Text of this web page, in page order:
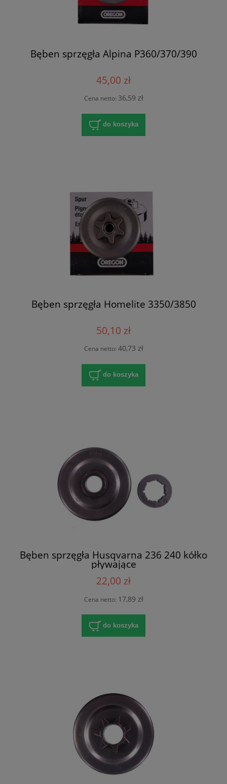
Bęben sprzęgła Alpina P360/370/390
45,00 zł
Cena netto: 36,59 zł
do koszyka
Bęben sprzęgła Homelite 3350/3850
50,10 zł
Cena netto: 40,73 zł
do koszyka
Bęben sprzęgła Husqvarna 236 240 kółko
pływające
22,00 zł
Cena netto: 17,89 zł
do koszyka